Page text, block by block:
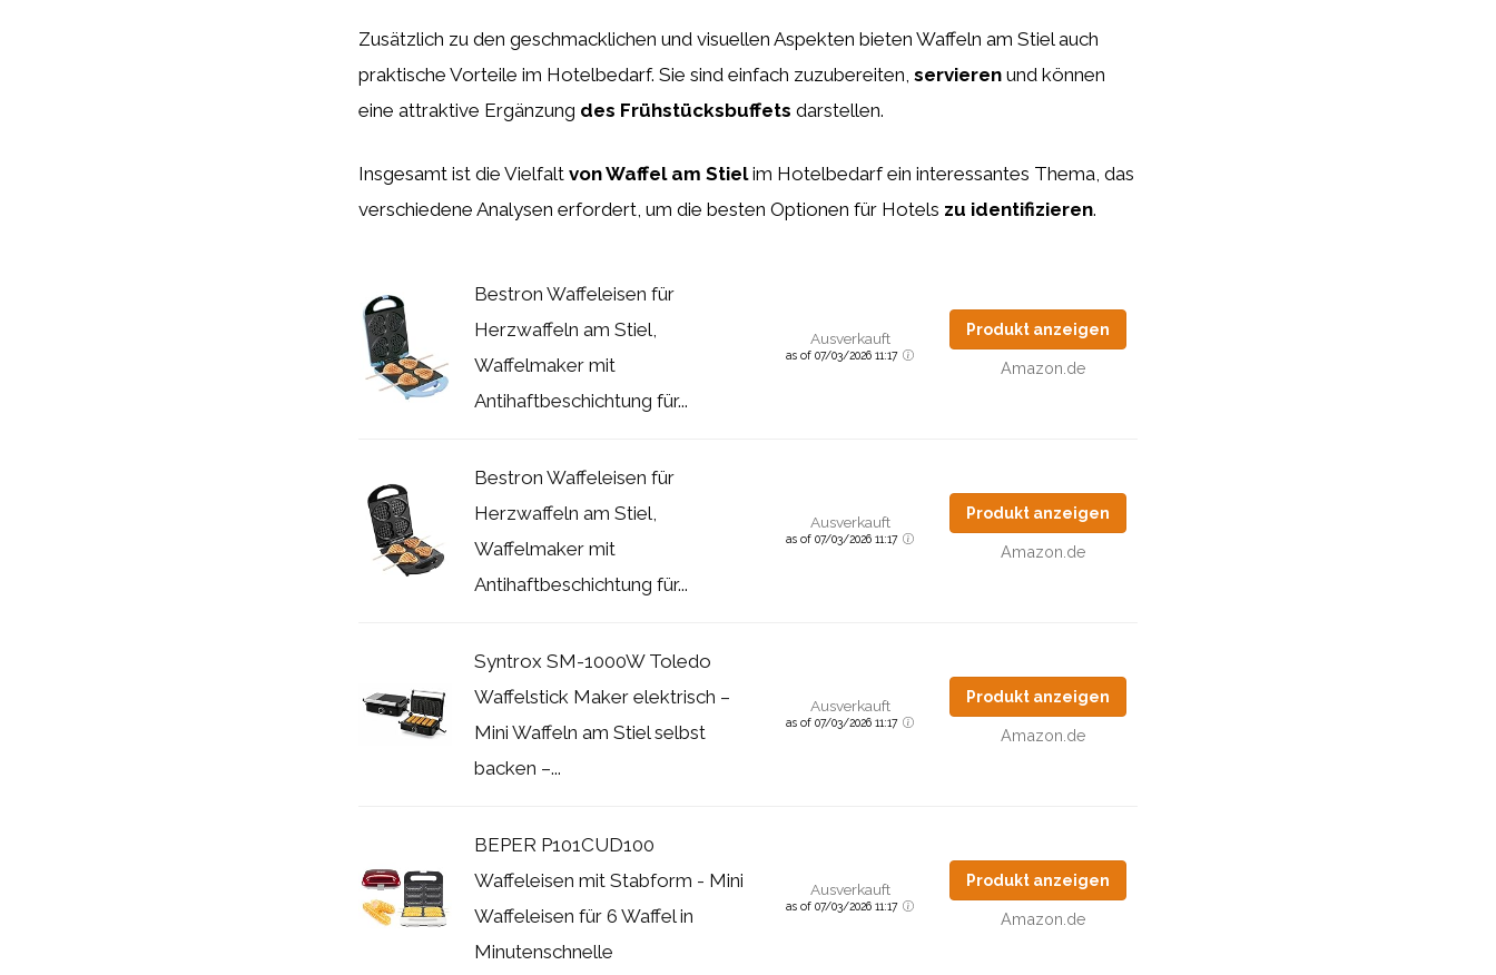
Zusätzlich zu den geschmacklichen und visuellen Aspekten bieten Waffeln am Stiel auch
praktische Vorteile im Hotelbedarf. Sie sind einfach zuzubereiten, servieren und können
eine attraktive Ergänzung des Frühstücksbuffets darstellen.
Insgesamt ist die Vielfalt von Waffel am Stielim Hotelbedarf ein interessantes Thema, das
verschiedene Analysen erfordert, um die besten Optionen für Hotels zu identifizieren.
Bestron Waffeleisen für
Herzwaffeln am Stiel,
Waffelmaker mit
Antihaftbeschichtung für...
Ausverkauft
as of 07/03/2026 11:17
Produkt anzeigen
Amazon.de
Bestron Waffeleisen für
Herzwaffeln am Stiel,
Waffelmaker mit
Antihaftbeschichtung für...
Ausverkauft
as of 07/03/2026 11:17
Produkt anzeigen
Amazon.de
Syntrox SM-1000W Toledo
Waffelstick Maker elektrisch –
Mini Waffeln am Stiel selbst
backen –...
Ausverkauft
as of 07/03/2026 11:17
Produkt anzeigen
Amazon.de
BEPER P101CUD100
Waffeleisen mit Stabform - Mini
Waffeleisen für 6 Waffel in
Minutenschnelle
Ausverkauft
as of 07/03/2026 11:17
Produkt anzeigen
Amazon.de